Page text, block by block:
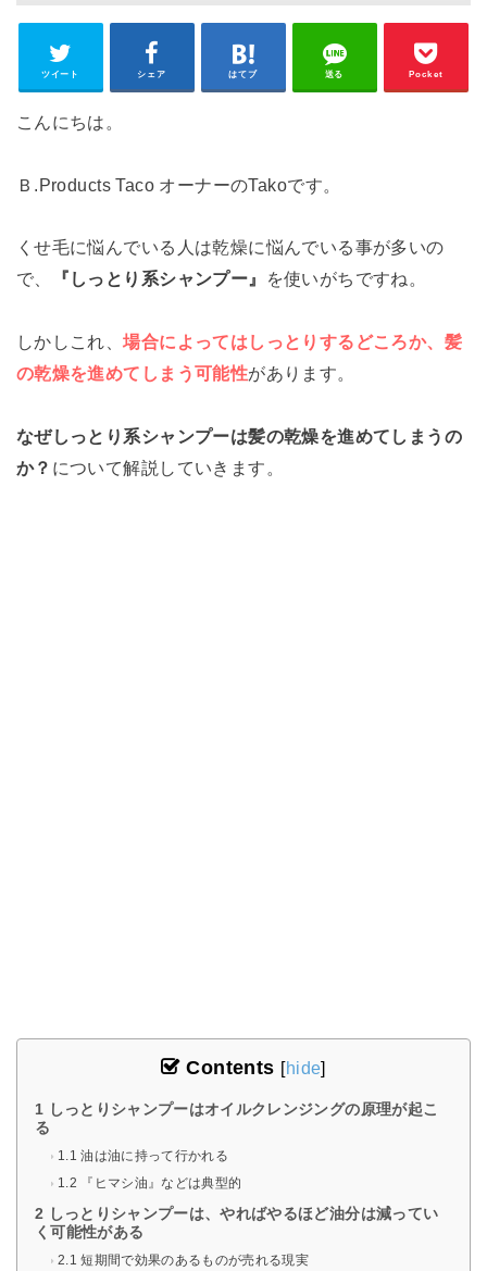
ツイート シェア はてブ 送る Pocket
こんにちは。
Ｂ.Products Taco オーナーのTakoです。
くせ毛に悩んでいる人は乾燥に悩んでいる事が多いの
で、
『しっとり系シャンプー』 を使いがちですね。
しかしこれ、場合によってはしっとりするどころか、髪
の乾燥を進めてしまう可能性があります。
なぜしっとり系シャンプーは髪の乾燥を進めてしまうの
か？ について解説していきます。
Contents [hide]
1 しっとりシャンプーはオイルクレンジングの原理が起こ
る
1.1 油は油に持って行かれる
1.2 『ヒマシ油』などは典型的
2 しっとりシャンプーは、やればやるほど油分は減ってい
く可能性がある
2.1 短期間で効果のあるものが売れる現実